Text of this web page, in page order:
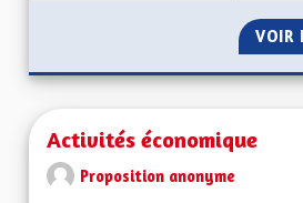
VOIR
Activités économique
Proposition anonyme